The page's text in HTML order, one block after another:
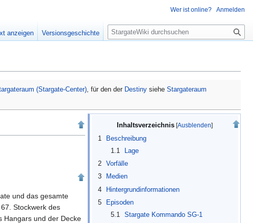
(Stargate-Center), für den der Destiny siehe Stargateraum
Inhaltsverzeichnis
1
Beschreibung
1.1
Lage
2
Vorfälle
3
Medien
4
Hintergrundinformationen
5
Episoden
5.1
Stargate Kommando SG-1
und das gesamte
67. Stockwerk des
Hangars und der Decke
Wer ist online? Anmelden
anzeigen Versionsgeschichte
S
u
e